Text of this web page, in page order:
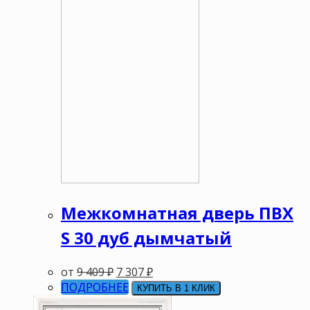
Межкомнатная дверь ПВХ
S 30 дуб дымчатый
от 9 409₽ 7 307₽
ПОДРОБНЕЕ
КУПИТЬ В 1 КЛИК